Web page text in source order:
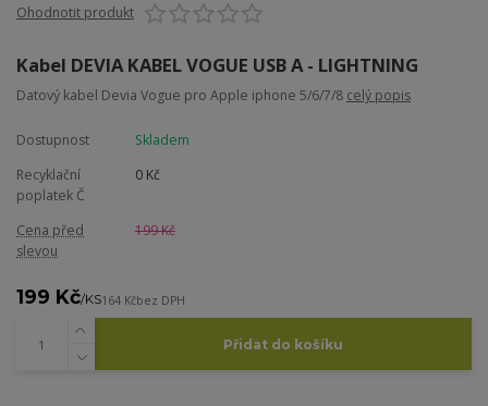
Ohodnotit produkt
Kabel DEVIA KABEL VOGUE USB A - LIGHTNING
Datový kabel Devia Vogue pro Apple iphone 5/6/7/8 celý popis
Dostupnost
Skladem
Recyklační
poplatek Č
0 Kč
Cena před
slevou
199 Kč
199 Kč/KS164 Kčbez DPH
Přidat do košíku